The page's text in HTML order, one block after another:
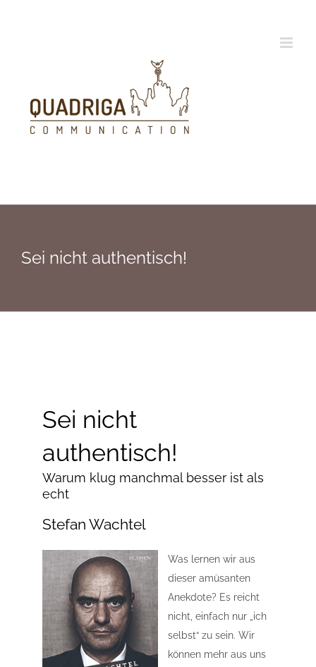
Sei nicht authentisch!
Sei nicht
authentisch!
Warum klug manchmal besser ist als
echt
Stefan Wachtel
Was lernen wir aus
dieser amüsanten
Anekdote? Es reicht
nicht, einfach nur „ich
selbst“ zu sein. Wir
können mehr aus uns